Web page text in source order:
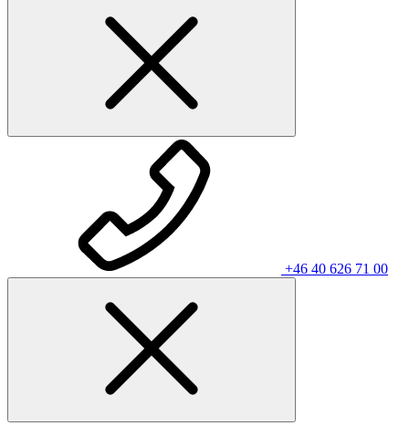
+46 40 626 71 00